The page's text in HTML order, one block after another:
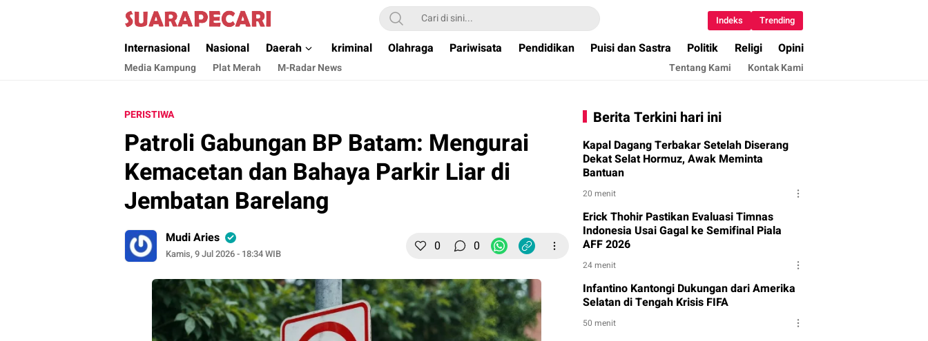
Suara Pecari
Suara Pencerahan Anak Negeri ( Berita Aktual & Terpercaya )
Indeks Trending
Internasional Nasional Daerah kriminal Olahraga Pariwisata Pendidikan Puisi dan Sastra Politik Religi Opini
Media Kampung Plat Merah M-Radar News Tentang Kami Kontak Kami
PERISTIWA
Patroli Gabungan BP Batam: Mengurai
Kemacetan dan Bahaya Parkir Liar di
Jembatan Barelang
Mudi Aries
Kamis, 9 Jul 2026 - 18:34 WIB 0 0
Berita Terkini hari ini
Kapal Dagang Terbakar Setelah Diserang
Dekat Selat Hormuz, Awak Meminta
Bantuan
20 menit
Erick Thohir Pastikan Evaluasi Timnas
Indonesia Usai Gagal ke Semifinal Piala
AFF 2026
24 menit
Infantino Kantongi Dukungan dari Amerika
Selatan di Tengah Krisis FIFA
50 menit